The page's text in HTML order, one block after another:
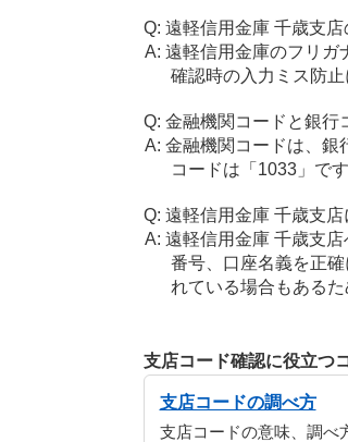
遠軽信用金庫 千歳支店
遠軽信用金庫のフリガ
確認時の入力ミス防止
金融機関コードと銀行
金融機関コードは、銀
コードは「1033」です
遠軽信用金庫 千歳支
遠軽信用金庫 千歳支
番号、口座名義を正
れている場合もある
支店コード確認に役立つ
支店コードの調べ方
支店コードの意味、調べ